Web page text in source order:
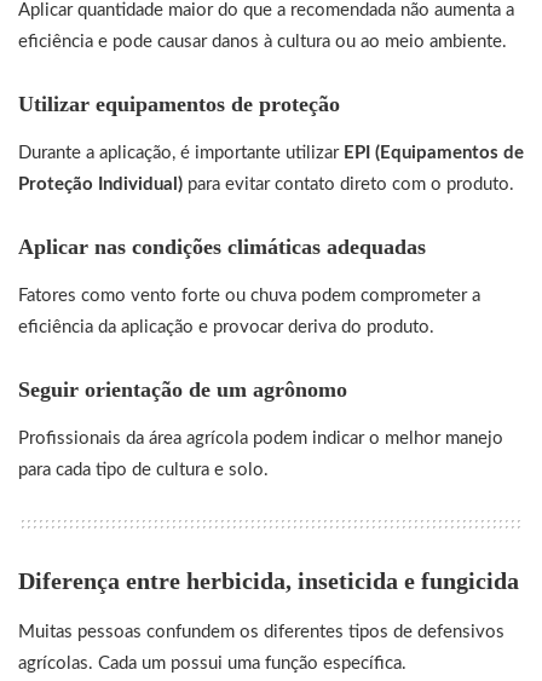
Aplicar quantidade maior do que a recomendada não aumenta a
eficiência e pode causar danos à cultura ou ao meio ambiente.
Utilizar equipamentos de proteção
Durante a aplicação, é importante utilizar EPI (Equipamentos de
Proteção Individual) para evitar contato direto com o produto.
Aplicar nas condições climáticas adequadas
Fatores como vento forte ou chuva podem comprometer a
eficiência da aplicação e provocar deriva do produto.
Seguir orientação de um agrônomo
Profissionais da área agrícola podem indicar o melhor manejo
para cada tipo de cultura e solo.
Diferença entre herbicida, inseticida e fungicida
Muitas pessoas confundem os diferentes tipos de defensivos
agrícolas. Cada um possui uma função específica.